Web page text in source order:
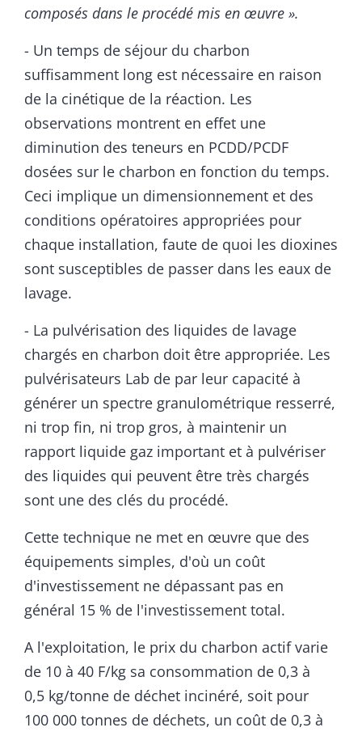
composés dans le procédé mis en œuvre ».
- Un temps de séjour du charbon
suffisamment long est nécessaire en raison
de la cinétique de la réaction. Les
observations montrent en effet une
diminution des teneurs en PCDD/PCDF
dosées sur le charbon en fonction du temps.
Ceci implique un dimensionnement et des
conditions opératoires appropriées pour
chaque installation, faute de quoi les dioxines
sont susceptibles de passer dans les eaux de
lavage.
- La pulvérisation des liquides de lavage
chargés en charbon doit être appropriée. Les
pulvérisateurs Lab de par leur capacité à
générer un spectre granulométrique resserré,
ni trop fin, ni trop gros, à maintenir un
rapport liquide gaz important et à pulvériser
des liquides qui peuvent être très chargés
sont une des clés du procédé.
Cette technique ne met en œuvre que des
équipements simples, d'où un coût
d'investissement ne dépassant pas en
général 15 % de l'investissement total.
A l'exploitation, le prix du charbon actif varie
de 10 à 40 F/kg sa consommation de 0,3 à
0,5 kg/tonne de déchet incinéré, soit pour
100 000 tonnes de déchets, un coût de 0,3 à